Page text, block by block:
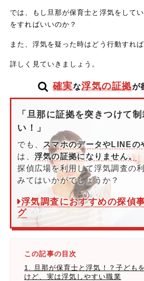
では、もし旦那が保育士と浮気をして
をすればいいのか？
また、浮気を疑った時はどう行動すれ
詳しく見ていきましょう。
確実な浮気の証拠が
「旦那に証拠を突きつけて
い！」
でも、 スマホのデータやLINEの
は、 浮気の証拠になりません。
探偵広場を利用して浮気調査の
みてはいかがでしょうか？
浮気調査におすすめの探偵
グ
この記事の目次
1. 旦那が保育士と浮気！？子ども
けど、実は浮気しやすい職業